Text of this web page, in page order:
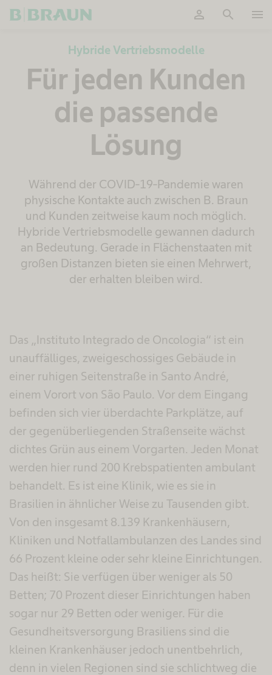
person search menu
Hybride Vertriebsmodelle
Für jeden Kunden
die passende
Lösung
Während der COVID-19-Pandemie waren
physische Kontakte auch zwischen B. Braun
und Kunden zeitweise kaum noch möglich.
Hybride Vertriebsmodelle gewannen dadurch
an Bedeutung. Gerade in Flächenstaaten mit
großen Distanzen bieten sie einen Mehrwert,
der erhalten bleiben wird.
Das „Instituto Integrado de Oncologia“ ist ein
unauffälliges, zweigeschossiges Gebäude in
einer ruhigen Seitenstraße in Santo André,
einem Vorort von São Paulo. Vor dem Eingang
befinden sich vier überdachte Parkplätze, auf
der gegenüberliegenden Straßenseite wächst
dichtes Grün aus einem Vorgarten. Jeden Monat
werden hier rund 200 Krebspatienten ambulant
behandelt. Es ist eine Klinik, wie es sie in
Brasilien in ähnlicher Weise zu Tausenden gibt.
Von den insgesamt 8.139 Krankenhäusern,
Kliniken und Notfallambulanzen des Landes sind
66 Prozent kleine oder sehr kleine Einrichtungen.
Das heißt: Sie verfügen über weniger als 50
Betten; 70 Prozent dieser Einrichtungen haben
sogar nur 29 Betten oder weniger. Für die
Gesundheitsversorgung Brasiliens sind die
kleinen Krankenhäuser jedoch unentbehrlich,
denn in vielen Regionen sind sie schlichtweg die